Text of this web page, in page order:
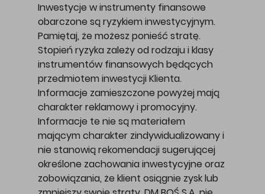
Inwestycje w instrumenty finansowe
obarczone są ryzykiem inwestycyjnym.
Pamiętaj, że możesz ponieść stratę.
Stopień ryzyka zależy od rodzaju i klasy
instrumentów finansowych będących
przedmiotem inwestycji Klienta.
Informacje zamieszczone powyżej mają
charakter reklamowy i promocyjny.
Informacje te nie są materiałem
mającym charakter zindywidualizowany i
nie stanowią rekomendacji sugerującej
określone zachowania inwestycyjne oraz
zobowiązania, że klient osiągnie zysk lub